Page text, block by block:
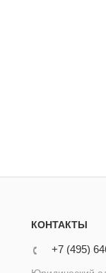
КОНТАКТЫ
+7 (495)